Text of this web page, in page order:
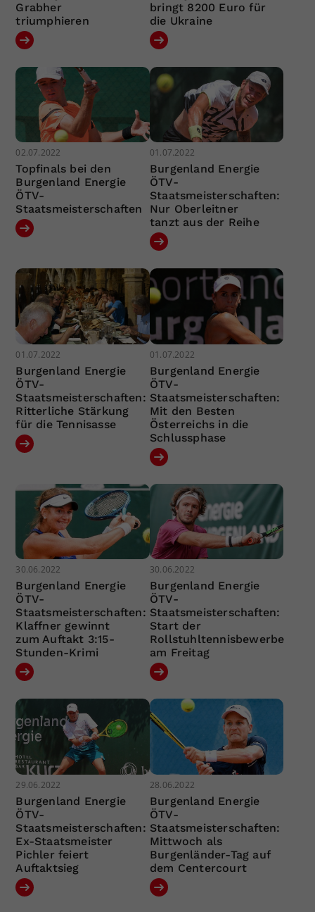
Grabher
triumphieren
bringt 8200 Euro für
die Ukraine
02.07.2022
Topfinals bei den
Burgenland Energie
ÖTV-
Staatsmeisterschaften
01.07.2022
Burgenland Energie
ÖTV-
Staatsmeisterschaften:
Nur Oberleitner
tanzt aus der Reihe
01.07.2022
Burgenland Energie
ÖTV-
Staatsmeisterschaften:
Ritterliche Stärkung
für die Tennisasse
01.07.2022
Burgenland Energie
ÖTV-
Staatsmeisterschaften:
Mit den Besten
Österreichs in die
Schlussphase
30.06.2022
Burgenland Energie
ÖTV-
Staatsmeisterschaften:
Klaffner gewinnt
zum Auftakt 3:15-
Stunden-Krimi
30.06.2022
Burgenland Energie
ÖTV-
Staatsmeisterschaften:
Start der
Rollstuhltennisbewerbe
am Freitag
29.06.2022
Burgenland Energie
ÖTV-
Staatsmeisterschaften:
Ex-Staatsmeister
Pichler feiert
Auftaktsieg
28.06.2022
Burgenland Energie
ÖTV-
Staatsmeisterschaften:
Mittwoch als
Burgenländer-Tag auf
dem Centercourt